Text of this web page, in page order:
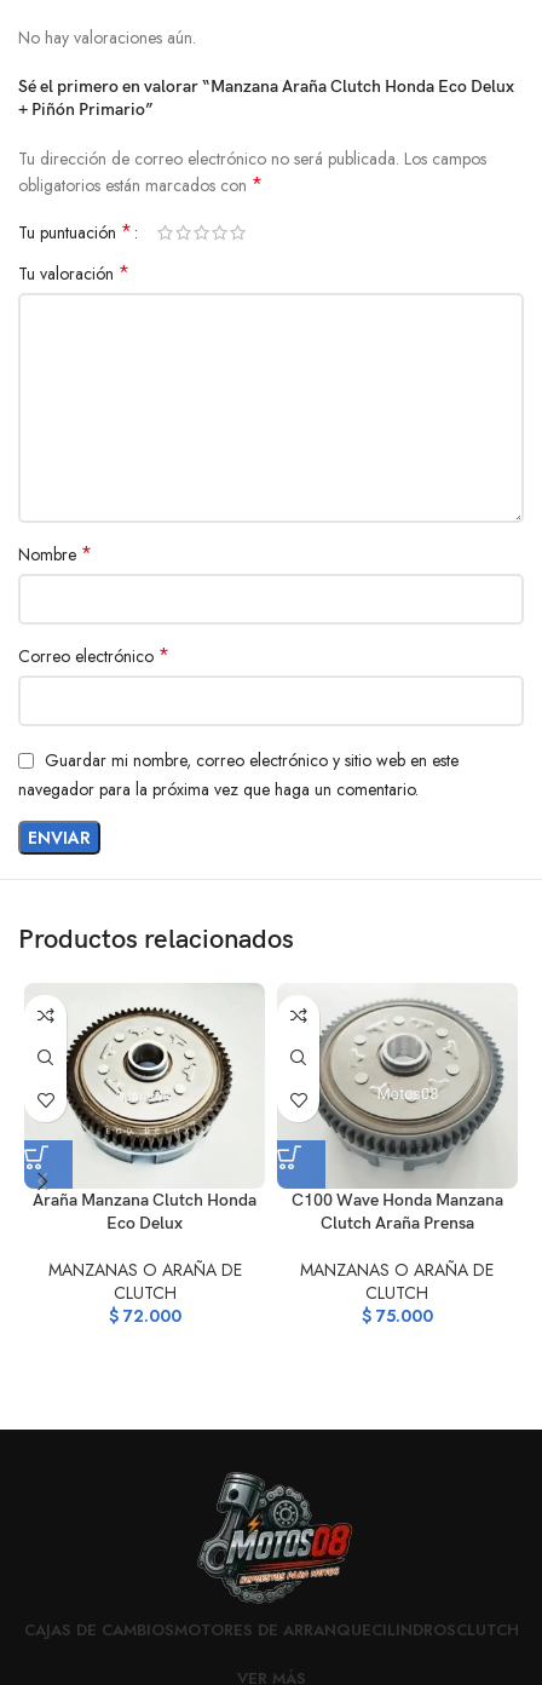
No hay valoraciones aún.
Sé el primero en valorar “Manzana Araña Clutch Honda Eco Delux
+ Piñón Primario”
Tu dirección de correo electrónico no será publicada. Los campos
obligatorios están marcados con *
Tu puntuación *
Tu valoración *
Nombre *
Correo electrónico *
Guardar mi nombre, correo electrónico y sitio web en este
navegador para la próxima vez que haga un comentario.
Productos relacionados
Araña Manzana Clutch Honda
Eco Delux
MANZANAS O ARAÑA DE
CLUTCH
$72.000
C100 Wave Honda Manzana
Clutch Araña Prensa
MANZANAS O ARAÑA DE
CLUTCH
$75.000
CAJAS DE CAMBIOSMOTORES DE ARRANQUECILINDROSCLUTCH
VER MÁS